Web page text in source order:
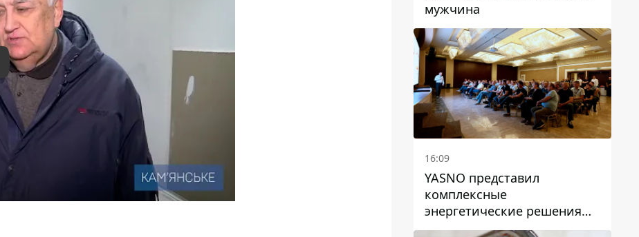
мужчина
16:09
YASNO представил
комплексные
энергетические решения
для бизнеса в Днепре